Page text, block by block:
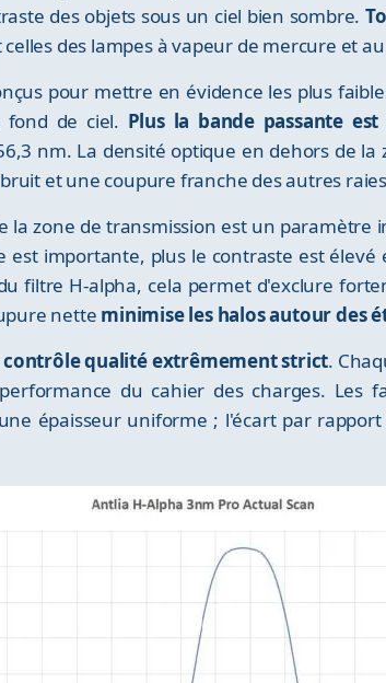
des objets sous un ciel bien sombre.
des lampes à vapeur de mercure et
pour mettre en évidence les plus
fond de ciel. Plus la bande passante
nm. La densité optique en dehors de la
et une coupure franche des autres
la zone de transmission est un
importante, plus le contraste est
filtre H-alpha, cela permet d'exclure
nette minimise les halos autour des
contrôle qualité extrêmement strict.
du cahier des charges. Les
épaisseur uniforme ; l'écart par